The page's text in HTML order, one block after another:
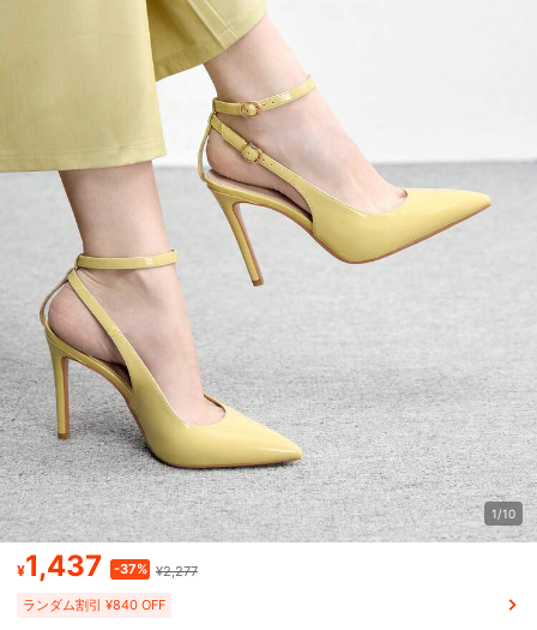
1/10
¥1,437 -37% ¥2,277
ランダム割引 ¥840 OFF